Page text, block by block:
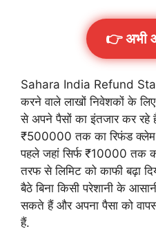
👉 अभी
Sahara India Refund
करने वाले लाखों निवेशकों के
से अपने पैसों का इंतजार कर रहे
₹500000 तक का रिफंड क्लेम
पहले जहां सिर्फ ₹10000 तक
तरफ से लिमिट को काफी बढ़ा
बैठे बिना किसी परेशानी के
सकते हैं और अपना पैसा को
हैं.